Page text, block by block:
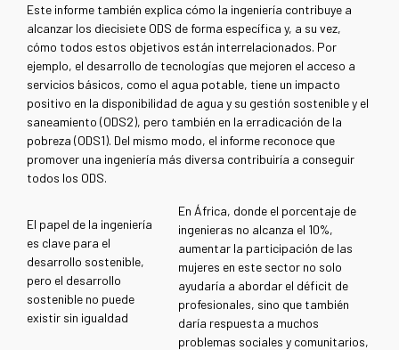
Este informe también explica cómo la ingeniería contribuye a
alcanzar los diecisiete ODS de forma específica y, a su vez,
cómo todos estos objetivos están interrelacionados. Por
ejemplo, el desarrollo de tecnologías que mejoren el acceso a
servicios básicos, como el agua potable, tiene un impacto
positivo en la disponibilidad de agua y su gestión sostenible y el
saneamiento (ODS2), pero también en la erradicación de la
pobreza (ODS1). Del mismo modo, el informe reconoce que
promover una ingeniería más diversa contribuiría a conseguir
todos los ODS.
El papel de la ingeniería
es clave para el
desarrollo sostenible,
pero el desarrollo
sostenible no puede
existir sin igualdad
En África, donde el porcentaje de
ingenieras no alcanza el 10%,
aumentar la participación de las
mujeres en este sector no solo
ayudaría a abordar el déficit de
profesionales, sino que también
daría respuesta a muchos
problemas sociales y comunitarios,